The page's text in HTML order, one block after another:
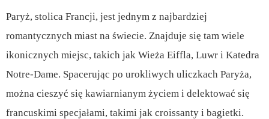
Paryż, stolica Francji, jest jednym z najbardziej
romantycznych miast na świecie. Znajduje się tam wiele
ikonicznych miejsc, takich jak Wieża Eiffla, Luwr i Katedra
Notre-Dame. Spacerując po urokliwych uliczkach Paryża,
można cieszyć się kawiarnianym życiem i delektować się
francuskimi specjałami, takimi jak croissanty i bagietki.